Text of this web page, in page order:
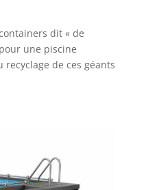
dit « de
une piscine
de ces géants